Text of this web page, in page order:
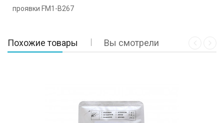
проявки FM1-B267
Похожие товары Вы смотрели